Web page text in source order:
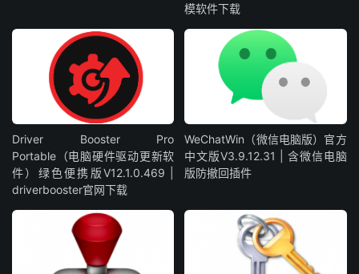
模软件下载
Driver Booster Pro
Portable（电脑硬件驱动更新软
件）绿色便携版V12.1.0.469 |
driverbooster官网下载
WeChatWin（微信电脑版）官方
中文版V3.9.12.31 | 含微信电脑
版防撤回插件